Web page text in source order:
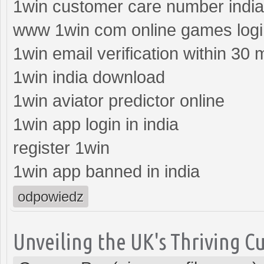
1win customer care number
www 1win com online games
1win email verification within 30
1win india download
1win aviator predictor online
1win app login in india
register 1win
1win app banned in india
odpowiedz
Unveiling the UK's Thriving